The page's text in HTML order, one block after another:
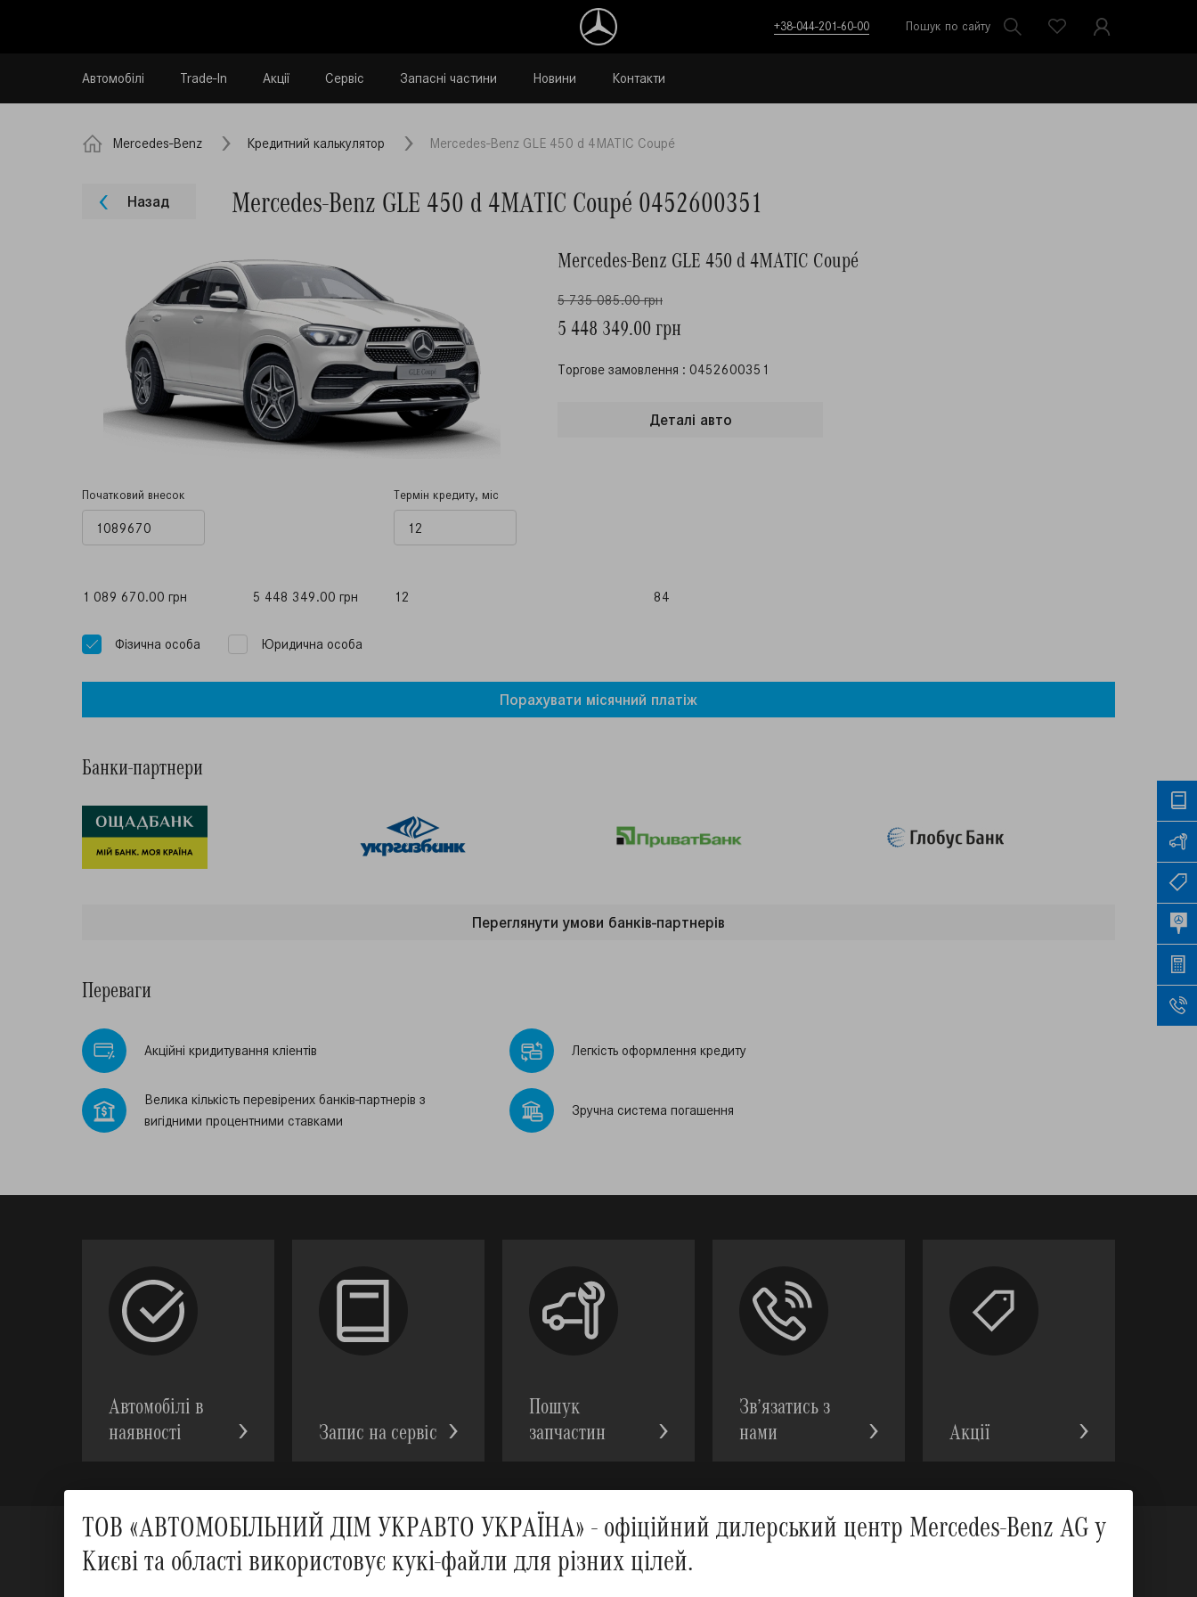
+38-044-201-60-00 Пошук по сайту
Автомобілі Trade-In Акції Сервіс Запасні частини Новини Контакти
Mercedes-Benz Кредитний калькулятор Mercedes-Benz GLE 450 d 4MATIC Coupé
Назад Mercedes-Benz GLE 450 d 4MATIC Coupé 0452600351
Mercedes-Benz GLE 450 d 4MATIC Coupé
5 735 085.00 грн
5 448 349.00 грн
Торгове замовлення : 0452600351
Деталi авто
Початковий внесок
1 089 670.00 грн 5 448 349.00 грн
Термін кредиту, міс
12 84
Фiзична особа Юридична особа
Порахувати мiсячний платiж
Банки-партнери
Переглянути умови банкiв-партнерiв
Переваги
Акцiйнi кридитування клiентiв Легкiсть оформлення кредиту
Велика кiлькiсть перевiрених банкiв-партнерiв з
вигiдними процентними ставками
Зручна система погашення
ТОВ «АВТОМОБІЛЬНИЙ ДІМ УКРАВТО УКРАЇНА» - офіційний дилерський центр Mercedes-Benz AG у
Києві та області використовує кукі-файли для різних цілей.
Автомобілі в
наявності
Запис на сервic
Пошук
запчастин
Зв’язатись з
нами
Акції